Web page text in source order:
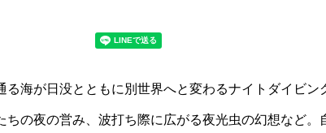
る海が日没とともに別世界へと変わるナイトダイビン
ちの夜の営み、波打ち際に広がる夜光虫の幻想など